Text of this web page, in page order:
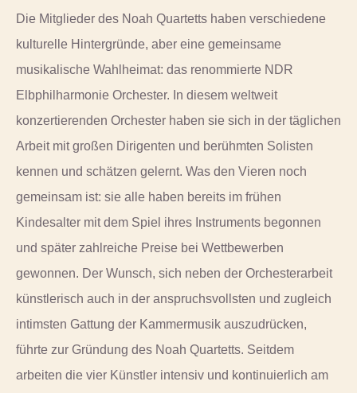
Die Mitglieder des Noah Quartetts haben verschiedene
kulturelle Hintergründe, aber eine gemeinsame
musikalische Wahlheimat: das renommierte NDR
Elbphilharmonie Orchester. In diesem weltweit
konzertierenden Orchester haben sie sich in der täglichen
Arbeit mit großen Dirigenten und berühmten Solisten
kennen und schätzen gelernt. Was den Vieren noch
gemeinsam ist: sie alle haben bereits im frühen
Kindesalter mit dem Spiel ihres Instruments begonnen
und später zahlreiche Preise bei Wettbewerben
gewonnen. Der Wunsch, sich neben der Orchesterarbeit
künstlerisch auch in der anspruchsvollsten und zugleich
intimsten Gattung der Kammermusik auszudrücken,
führte zur Gründung des Noah Quartetts. Seitdem
arbeiten die vier Künstler intensiv und kontinuierlich am